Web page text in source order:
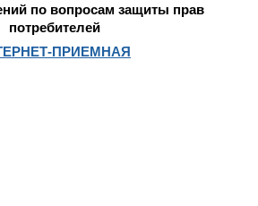
по вопросам защиты прав
потребителей
ПРИЕМНАЯ